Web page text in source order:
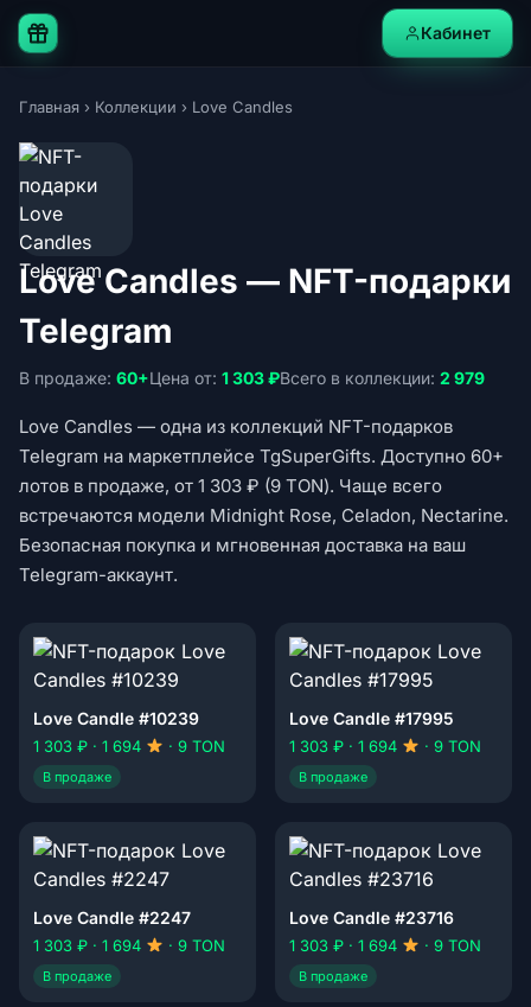
Кабинет
Главная › Коллекции › Love Candles
Love Candles — NFT-подарки
Telegram
В продаже: 60+Цена от: 1 303 ₽Всего в коллекции: 2 979
Love Candles — одна из коллекций NFT-подарков
Telegram на маркетплейсе TgSuperGifts. Доступно 60+
лотов в продаже, от 1 303 ₽ (9 TON). Чаще всего
встречаются модели Midnight Rose, Celadon, Nectarine.
Безопасная покупка и мгновенная доставка на ваш
Telegram-аккаунт.
Love Candle #10239
1 303 ₽ · 1 694 · 9 TON
В продаже
Love Candle #17995
1 303 ₽ · 1 694 · 9 TON
В продаже
Love Candle #2247
1 303 ₽ · 1 694 · 9 TON
В продаже
Love Candle #23716
1 303 ₽ · 1 694 · 9 TON
В продаже